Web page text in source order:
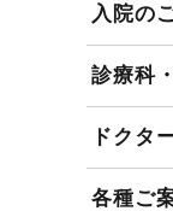
入院の
診療科
ドクタ
各種ご